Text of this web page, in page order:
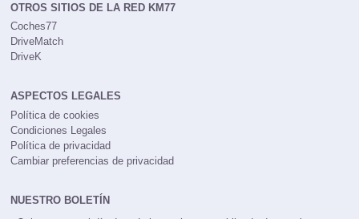
OTROS SITIOS DE LA RED KM77
Coches77
DriveMatch
DriveK
ASPECTOS LEGALES
Política de cookies
Condiciones Legales
Política de privacidad
Cambiar preferencias de privacidad
NUESTRO BOLETÍN